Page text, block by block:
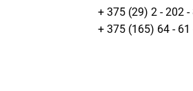
+ 375 (29) 2 - 202 -
+ 375 (165) 64 - 61